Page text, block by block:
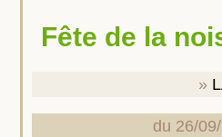
Fête de la
du 26/